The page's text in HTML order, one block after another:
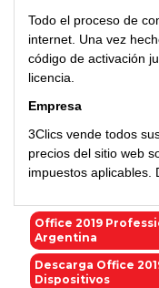
Todo el proceso de
internet. Una vez
código de activación
licencia.
Empresa
3Clics vende todos
precios del sitio web
impuestos aplicables.
Office 2019
Argentina
Descarga Office
Dispositivos